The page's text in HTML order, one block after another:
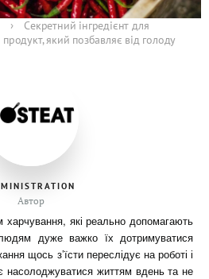
›
Секретний інгредієнт для
який позбавляє від голоду
Автор
харчування, які реально допомагають
дуже важко їх дотримуватися
щось з’їсти переслідує на роботі і
насолоджуватися життям вдень та не